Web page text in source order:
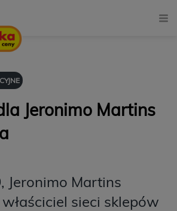
Jeronimo Martins
Jeronimo Martins
sieci sklepów